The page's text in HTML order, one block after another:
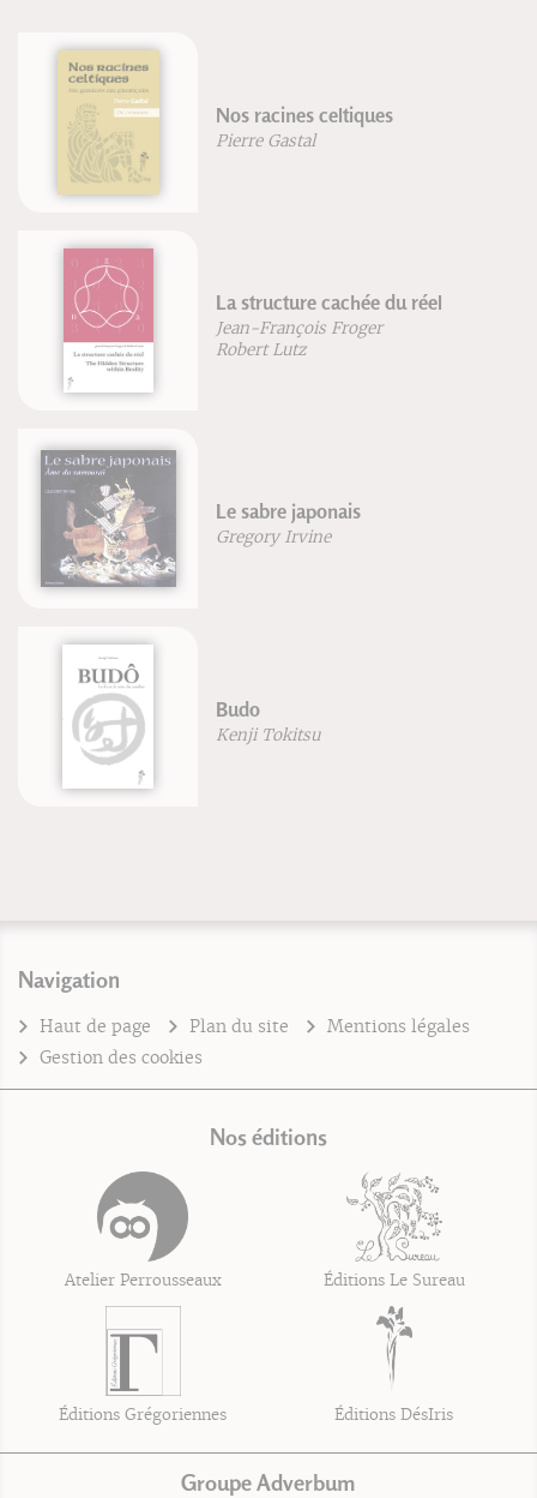
Nos racines celtiques
Pierre Gastal
La structure cachée du réel
Jean-François Froger
Robert Lutz
Le sabre japonais
Gregory Irvine
Budo
Kenji Tokitsu
Navigation
Haut de page Plan du site
Mentions légales
Gestion des cookies
Nos éditions
Atelier Perrousseaux Éditions Le Sureau
Éditions Grégoriennes Éditions DésIris
Groupe Adverbum